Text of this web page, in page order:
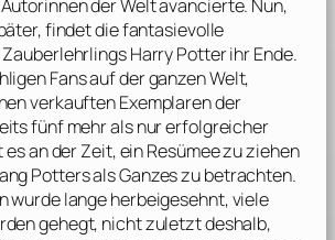
der Welt avancierte. Nun,
findet die fantasievolle
Harry Potter ihr Ende.
Fans auf der ganzen Welt,
verkauften Exemplaren der
fünf mehr als nur erfolgreicher
an der Zeit, ein Resümee zu ziehen
Potters als Ganzes zu betrachten.
wurde lange herbeigesehnt, viele
gehegt, nicht zuletzt deshalb,